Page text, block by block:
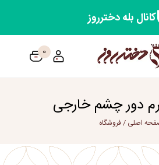
کانال بله دخترروز
0
دور چشم خارجی
اصلی /فروشگاه